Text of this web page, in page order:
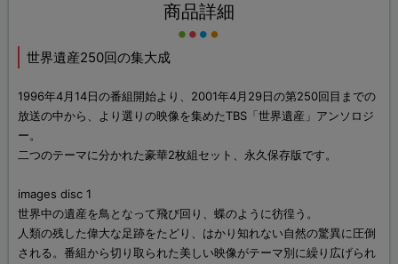
商品詳細
世界遺産250回の集大成
1996年4月14日の番組開始より、2001年4月29日の第250回目までの
放送の中から、より選りの映像を集めたTBS「世界遺産」アンソロジ
ー。
二つのテーマに分かれた豪華2枚組セット、永久保存版です。
images disc 1
世界中の遺産を鳥となって飛び回り、蝶のように彷徨う。
人類の残した偉大な足跡をたどり、はかり知れない自然の驚異に圧倒
される。番組から切り取られた美しい映像がテーマ別に繰り広げられ